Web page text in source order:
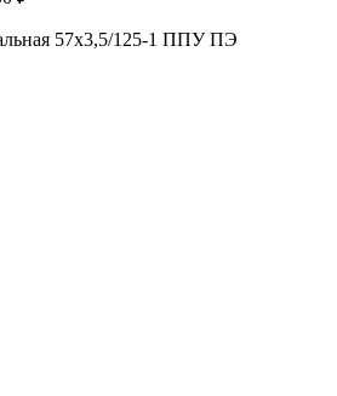
57x3,5/125-1 ППУ ПЭ